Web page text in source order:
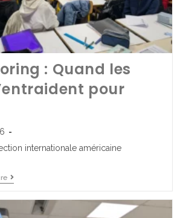
: Quand les
pour
internationale américaine
l’Angleterre pour